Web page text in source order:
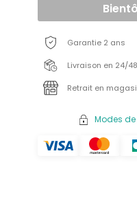
Garantie 2 ans
Livraison en 24/
Retrait en
Modes